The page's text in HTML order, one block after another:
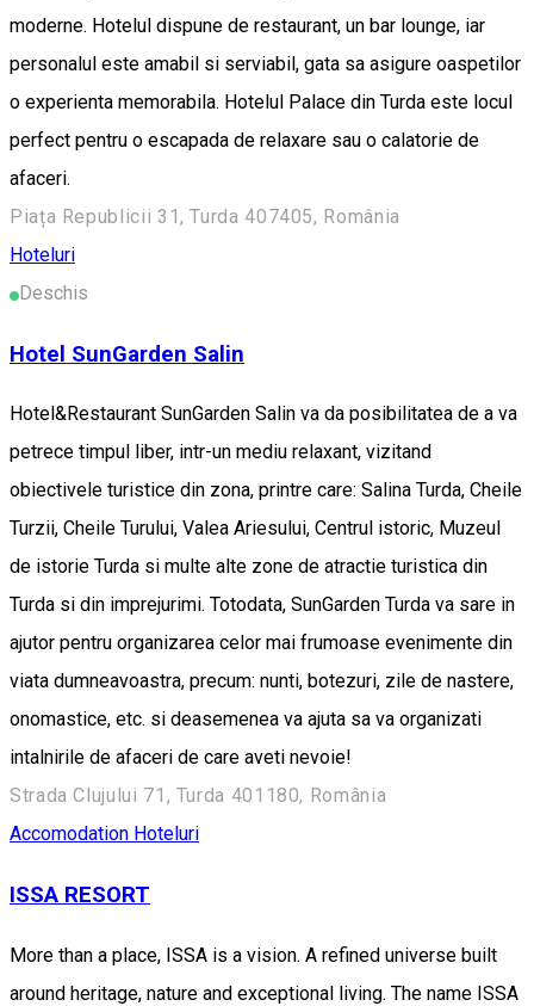
moderne. Hotelul dispune de restaurant, un bar lounge, iar
personalul este amabil si serviabil, gata sa asigure oaspetilor
o experienta memorabila. Hotelul Palace din Turda este locul
perfect pentru o escapada de relaxare sau o calatorie de
afaceri.
Piața Republicii 31, Turda 407405, România
Hoteluri
Deschis
Hotel SunGarden Salin
Hotel&Restaurant SunGarden Salin va da posibilitatea de a va
petrece timpul liber, intr-un mediu relaxant, vizitand
obiectivele turistice din zona, printre care: Salina Turda, Cheile
Turzii, Cheile Turului, Valea Ariesului, Centrul istoric, Muzeul
de istorie Turda si multe alte zone de atractie turistica din
Turda si din imprejurimi. Totodata, SunGarden Turda va sare in
ajutor pentru organizarea celor mai frumoase evenimente din
viata dumneavoastra, precum: nunti, botezuri, zile de nastere,
onomastice, etc. si deasemenea va ajuta sa va organizati
intalnirile de afaceri de care aveti nevoie!
Strada Clujului 71, Turda 401180, România
Accomodation Hoteluri
ISSA RESORT
More than a place, ISSA is a vision. A refined universe built
around heritage, nature and exceptional living. The name ISSA